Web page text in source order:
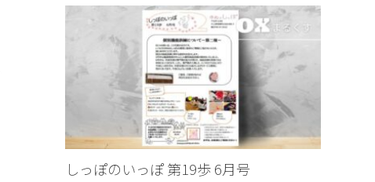
しっぽのいっぽ 第19歩 6月号